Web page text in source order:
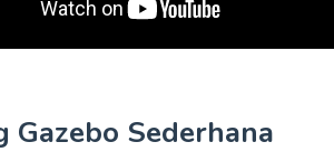
Gazebo Sederhana